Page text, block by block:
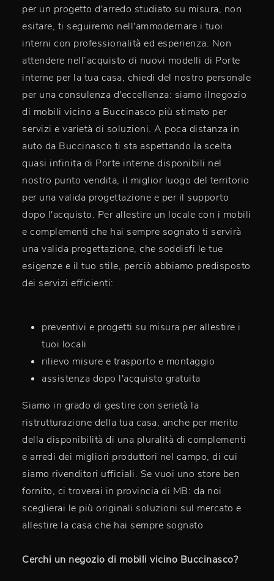
per un progetto d'arredo studiato su misura, non
esitare, ti seguiremo nell'ammodernare i tuoi
interni con professionalità ed esperienza. Non
attendere nell’acquisto di nuovi modelli di Porte
interne per la tua casa, chiedi del nostro personale
per una consulenza d'eccellenza: siamo ilnegozio
di mobili vicino a Buccinasco più stimato per
servizi e varietà di soluzioni. A poca distanza in
auto da Buccinasco ti sta aspettando la scelta
quasi infinita di Porte interne disponibili nel
nostro punto vendita, il miglior luogo del territorio
per una valida progettazione e per il supporto
dopo l'acquisto. Per allestire un locale con i mobili
e complementi che hai sempre sognato ti servirà
una valida progettazione, che soddisfi le tue
esigenze e il tuo stile, perciò abbiamo predisposto
dei servizi efficienti:
preventivi e progetti su misura per allestire i
tuoi locali
rilievo misure e trasporto e montaggio
assistenza dopo l'acquisto gratuita
Siamo in grado di gestire con serietà la
ristrutturazione della tua casa, anche per merito
della disponibilità di una pluralità di complementi
e arredi dei migliori produttori nel campo, di cui
siamo rivenditori ufficiali. Se vuoi uno store ben
fornito, ci troverai in provincia di MB: da noi
sceglierai le più originali soluzioni sul mercato e
allestire la casa che hai sempre sognato
Cerchi un negozio di mobili vicino Buccinasco?